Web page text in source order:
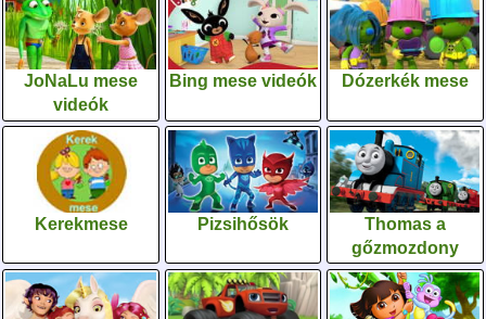
JoNaLu mese
videók
Bing mese videók Dózerkék mese
Kerekmese Pizsihősök
Thomas a
gőzmozdony